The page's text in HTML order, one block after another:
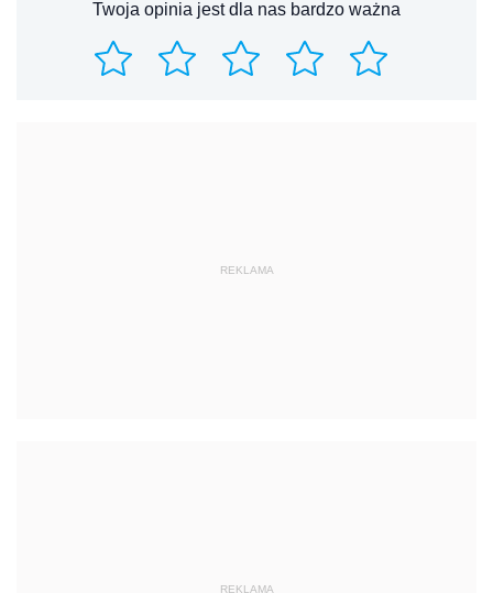
Twoja opinia jest dla nas bardzo ważna
REKLAMA
REKLAMA